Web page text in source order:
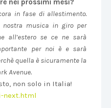
nei prossimi mesi?
in fase di allestimento.
nostra musica in giro per
all’estero se ce ne sarà
per noi è e sarà
quella è sicuramente la
Avenue.
non solo in Italia!
next.html